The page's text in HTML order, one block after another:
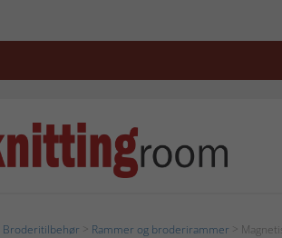
Broderitilbehør Rammer og broderirammer >